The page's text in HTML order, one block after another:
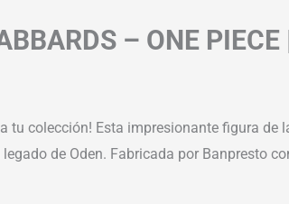
– ONE
tu colección! Esta impresionante figura de
de Oden. Fabricada por Banpresto